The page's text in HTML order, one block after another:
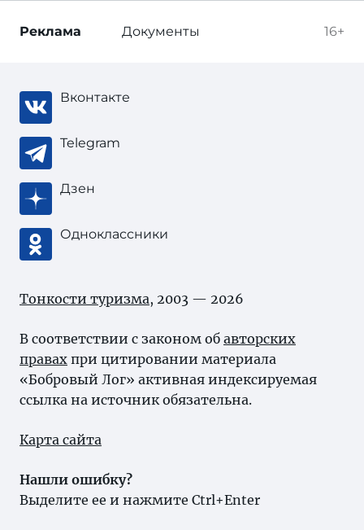
16+
Реклама Документы
Вконтакте
Telegram
Дзен
Одноклассники
Тонкости туризма, 2003 — 2026
В соответствии с законом об авторских
правах при цитировании материала
«Бобровый Лог» активная индексируемая
ссылка на источник обязательна.
Карта сайта
Нашли ошибку?
Выделите ее и нажмите Ctrl+Enter